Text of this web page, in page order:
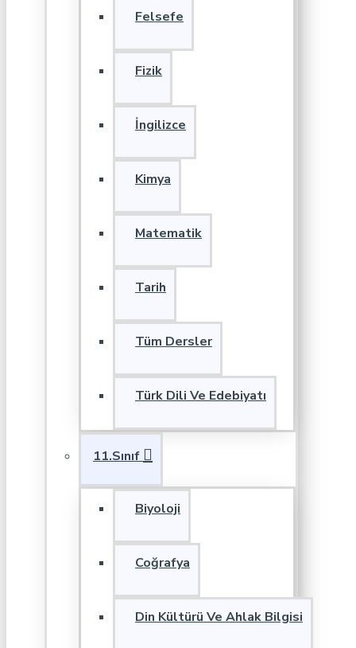
Felsefe
Fizik
İngilizce
Kimya
Matematik
Tarih
Tüm Dersler
Türk Dili Ve Edebiyatı
11.Sınıf
Biyoloji
Coğrafya
Din Kültürü Ve Ahlak Bilgisi